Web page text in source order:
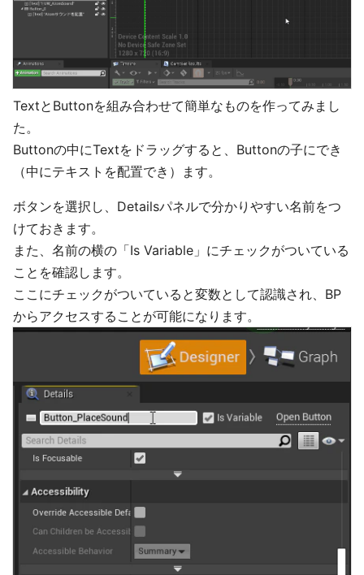
TextとButtonを組み合わせて簡単なものを作ってみまし
た。
Buttonの中にTextをドラッグすると、Buttonの子にでき
（中にテキストを配置でき）ます。
ボタンを選択し、Detailsパネルで分かりやすい名前をつ
けておきます。
また、名前の横の「Is Variable」にチェックがついている
ことを確認します。
ここにチェックがついていると変数として認識され、BP
からアクセスすることが可能になります。